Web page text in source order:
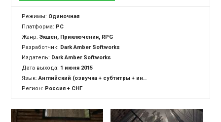
Режимы: Одиночная
Платформа: PC
Жанр:Экшен, Приключения, RPG
Разработчик: Dark Amber Softworks
Издатель: Dark Amber Softworks
Дата выхода: 1 июня 2015
Язык:Английский (озвучка + субтитры + интерфейс)
Регион: Россия + СНГ